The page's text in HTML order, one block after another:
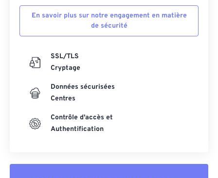
En savoir plus sur notre engagement en matière
de sécurité
SSL/TLS
Cryptage
Données sécurisées
Centres
Contrôle d'accès et
Authentification